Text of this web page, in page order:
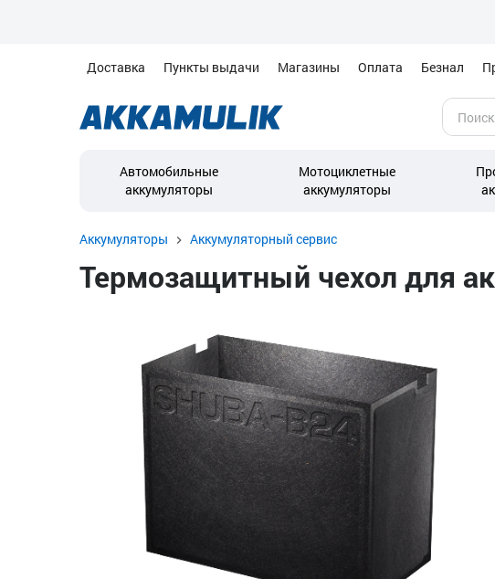
Доставка Пункты выдачи Магазины Оплата Безнал
Автомобильные
аккумуляторы
Мотоциклетные
аккумуляторы
Аккумуляторы Аккумуляторный сервис
Термозащитный чехол для